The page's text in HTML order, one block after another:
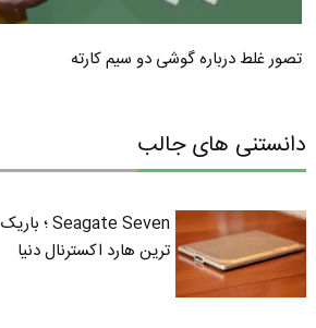
تصور غلط درباره گوشی دو سیم کارته
دانستنی های جالب
Seagate Seven ؛ باریک
ترین هارد اکسترنال دنیا